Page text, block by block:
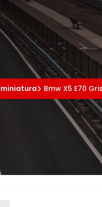
miniatura Bmw X5 E70